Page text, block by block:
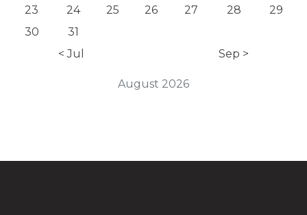
August 2026
23
24 25 26 27 28
29
30
31
< Jul
Sep >